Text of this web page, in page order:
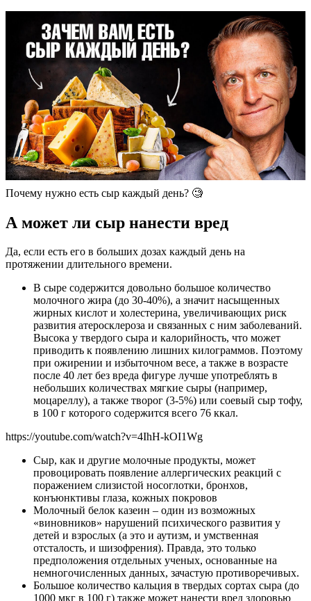
Почему нужно есть сыр каждый день? 🧐
А может ли сыр нанести вред
Да, если есть его в больших дозах каждый день на
протяжении длительного времени.
В сыре содержится довольно большое количество
молочного жира (до 30-40%), а значит насыщенных
жирных кислот и холестерина, увеличивающих риск
развития атеросклероза и связанных с ним заболеваний.
Высока у твердого сыра и калорийность, что может
приводить к появлению лишних килограммов. Поэтому
при ожирении и избыточном весе, а также в возрасте
после 40 лет без вреда фигуре лучше употреблять в
небольших количествах мягкие сыры (например,
моцареллу), а также творог (3-5%) или соевый сыр тофу,
в 100 г которого содержится всего 76 ккал.
https://youtube.com/watch?v=4IhH-kOI1Wg
Сыр, как и другие молочные продукты, может
провоцировать появление аллергических реакций с
поражением слизистой носоглотки, бронхов,
конъюнктивы глаза, кожных покровов
Молочный белок казеин – один из возможных
«виновников» нарушений психического развития у
детей и взрослых (а это и аутизм, и умственная
отсталость, и шизофрения). Правда, это только
предположения отдельных ученых, основанные на
немногочисленных данных, зачастую противоречивых.
Большое количество кальция в твердых сортах сыра (до
1000 мкг в 100 г) также может нанести вред здоровью